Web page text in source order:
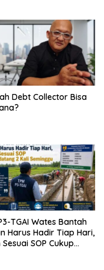
Debt Collector Bisa
TGAI Wates Bantah
Harus Hadir Tiap Hari,
SOP Cukup